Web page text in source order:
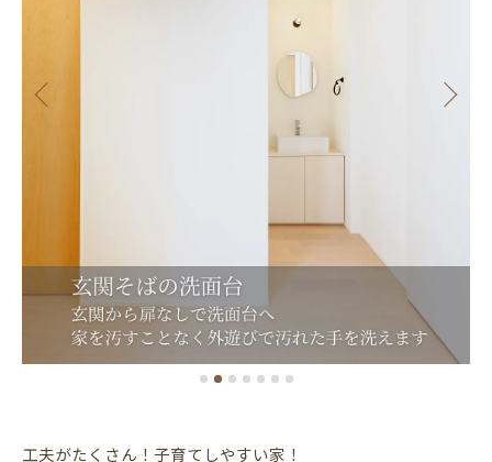
工夫がたくさん！子育てしやすい家！